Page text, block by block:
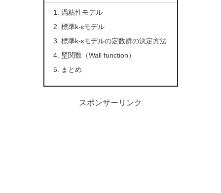
渦粘性モデル
標準k-εモデル
標準k-εモデルの定数群の決定方法
壁関数（Wall function）
まとめ
スポンサーリンク